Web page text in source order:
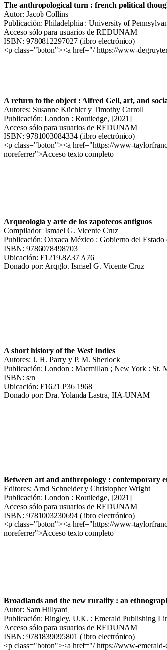
The anthropological turn : french political
Autor: Jacob Collins
Publicación: Philadelphia : University of
Acceso sólo para usuarios de REDUNAM
ISBN: 9780812297027 (libro electrónico)
<p class="boton"><a href="/ https://www-
A return to the object : Alfred Gell, art, and
Autores: Susanne Küchler y Timothy Carroll
Publicación: London : Routledge, [2021]
Acceso sólo para usuarios de REDUNAM
ISBN: 9781003084334 (libro electrónico)
<p class="boton"><a href="https://www-
noreferrer">Acceso texto completo
Arqueología y arte de los zapotecos antiguos
Compilador: Ismael G. Vicente Cruz
Publicación: Oaxaca México : Gobierno del Estado
ISBN: 9786078498703
Ubicación: F1219.8Z37 A76
Donado por: Arqglo. Ismael G. Vicente Cruz
A short history of the West Indies
Autores: J. H. Parry y P. M. Sherlock
Publicación: London : Macmillan ; New York : St.
ISBN: s/n
Ubicación: F1621 P36 1968
Donado por: Dra. Yolanda Lastra, IIA-UNAM
Between art and anthropology : contemporary
Editores: Arnd Schneider y Christopher Wright
Publicación: London : Routledge, [2021]
Acceso sólo para usuarios de REDUNAM
ISBN: 9781003230694 (libro electrónico)
<p class="boton"><a href="https://www-
noreferrer">Acceso texto completo
Broadlands and the new rurality : an
Autor: Sam Hillyard
Publicación: Bingley, U.K. : Emerald Publishing
Acceso sólo para usuarios de REDUNAM
ISBN: 9781839095801 (libro electrónico)
<p class="boton"><a href="/ https://www-